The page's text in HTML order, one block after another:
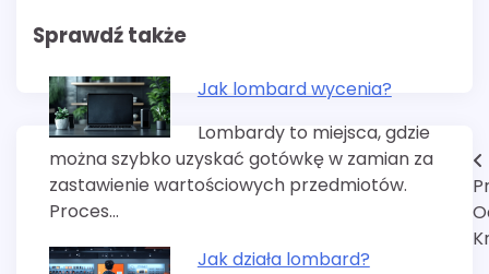
Sprawdź także
Jak lombard wycenia?
Lombardy to miejsca, gdzie
można szybko uzyskać gotówkę w zamian za
zastawienie wartościowych przedmiotów.
Proces…
Jak działa lombard?
Nawigacja
wpisu